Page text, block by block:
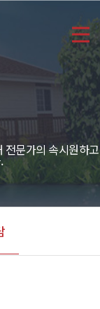
전문가의 속시원하고